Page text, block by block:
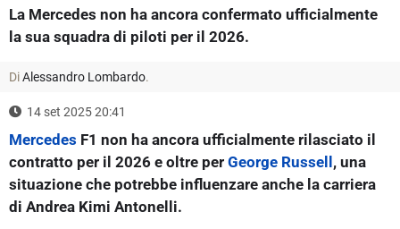
La Mercedes non ha ancora confermato ufficialmente
la sua squadra di piloti per il 2026.
DiAlessandro Lombardo.
14 set 2025 20:41
Mercedes F1 non ha ancora ufficialmente rilasciato il
contratto per il 2026 e oltre per George Russell, una
situazione che potrebbe influenzare anche la carriera
di Andrea Kimi Antonelli.